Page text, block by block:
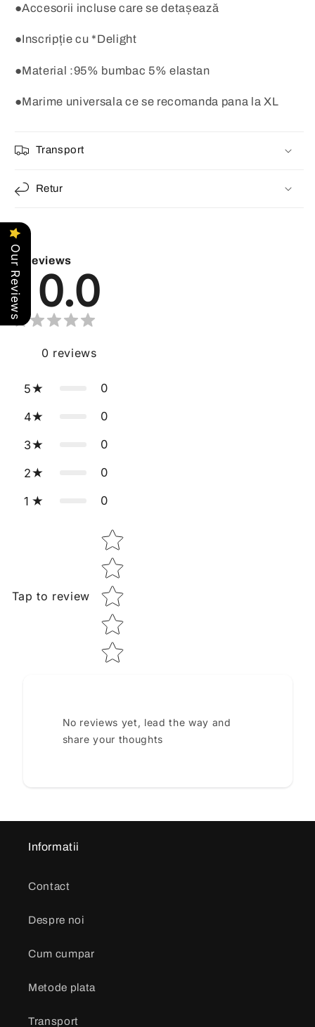
●Accesorii incluse care se detașează
●Inscripție cu *Delight
●Material :95% bumbac 5% elastan
●Marime universala ce se recomanda pana la XL
Transport
Retur
Reviews
0.0
0 reviews
5 0
4 0
3 0
2 0
1 0
Tap to review
Star rating
No reviews yet, lead the way and
share your thoughts
Informatii
Contact
Despre noi
Cum cumpar
Metode plata
Transport
Our Reviews